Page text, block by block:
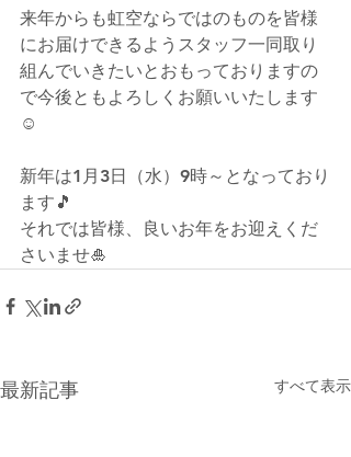
来年からも虹空ならではのものを皆様
にお届けできるようスタッフ一同取り
組んでいきたいとおもっておりますの
で今後ともよろしくお願いいたします
☺
新年は1月3日（水）9時～となっており
ます🎵
それでは皆様、良いお年をお迎えくだ
さいませ🎍
最新記事 すべて表示